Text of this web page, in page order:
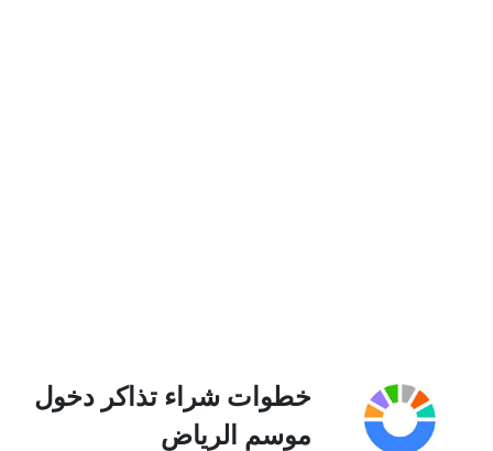
خطوات شراء تذاكر دخول
موسم الرياض